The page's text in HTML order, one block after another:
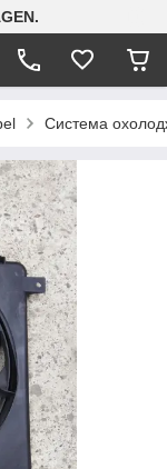
Система